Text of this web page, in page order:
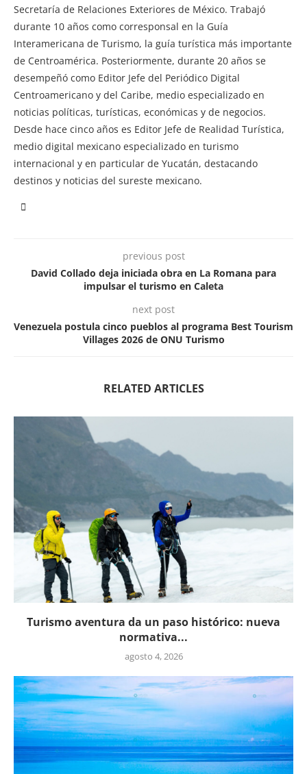
Secretaría de Relaciones Exteriores de México. Trabajó
durante 10 años como corresponsal en la Guía
Interamericana de Turismo, la guía turística más importante
de Centroamérica. Posteriormente, durante 20 años se
desempeñó como Editor Jefe del Periódico Digital
Centroamericano y del Caribe, medio especializado en
noticias políticas, turísticas, económicas y de negocios.
Desde hace cinco años es Editor Jefe de Realidad Turística,
medio digital mexicano especializado en turismo
internacional y en particular de Yucatán, destacando
destinos y noticias del sureste mexicano.
previous post
David Collado deja iniciada obra en La Romana para
impulsar el turismo en Caleta
next post
Venezuela postula cinco pueblos al programa Best Tourism
Villages 2026 de ONU Turismo
RELATED ARTICLES
Turismo aventura da un paso histórico: nueva
normativa...
agosto 4, 2026